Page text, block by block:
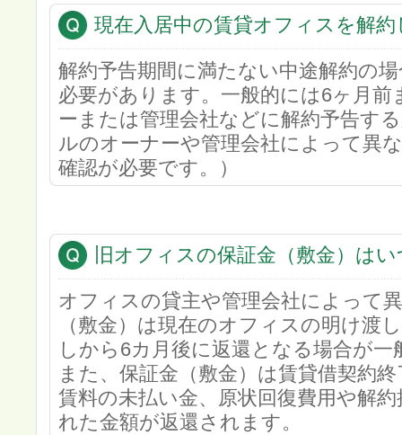
現在入居中の賃貸オフィスを解
解約予告期間に満たない中途解約の
必要があります。一般的には6ヶ月
ーまたは管理会社などに解約予告す
ルのオーナーや管理会社によって異
確認が必要です。）
旧オフィスの保証金（敷金）は
オフィスの貸主や管理会社によって
（敷金）は現在のオフィスの明け渡
しから6カ月後に返還となる場合が一
また、保証金（敷金）は賃貸借契約
賃料の未払い金、原状回復費用や解
れた金額が返還されます。